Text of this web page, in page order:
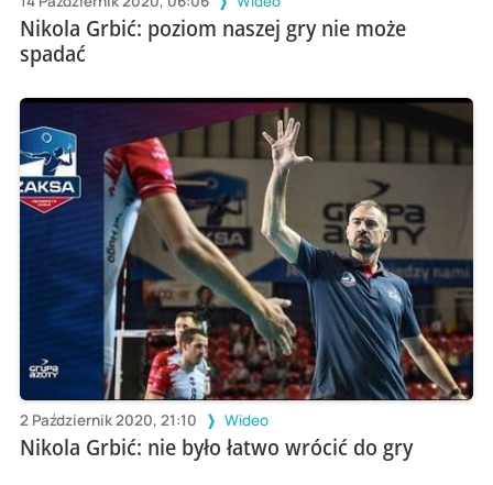
Nikola Grbić: poziom naszej gry nie może
spadać
2 Październik 2020, 21:10 Wideo
Nikola Grbić: nie było łatwo wrócić do gry